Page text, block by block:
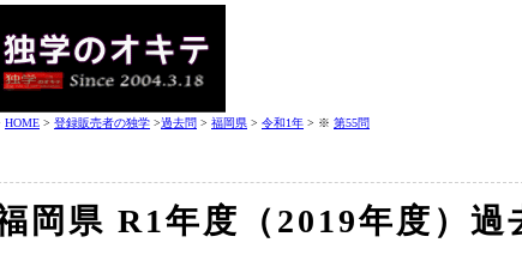
HOME > 登録販売者の独学 >過去問 > 福岡県 > 令和1年 > ※ 第55問
岡県 R1年度（2019年度）過